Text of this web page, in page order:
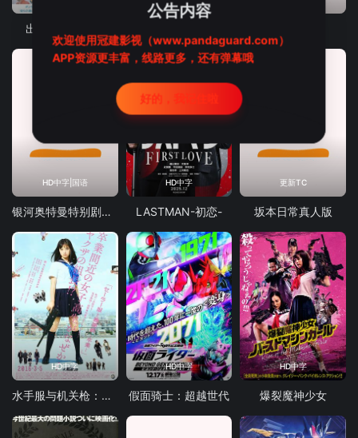
出走哥哥的彼界
HD中字|国语
银河奥特曼特别剧场版
HD中字
LASTMAN-初恋-
更新TC
坂本日常真人版
HD中字
水手服与机关枪：毕业
HD中字
假面骑士：超越世代
HD中字
爆裂魔神少女
公告内容
欢迎使用冠建影视（www.pandaguard.com）
APP资源更丰富，线路更多，还有弹幕哦
好的，我记住啦